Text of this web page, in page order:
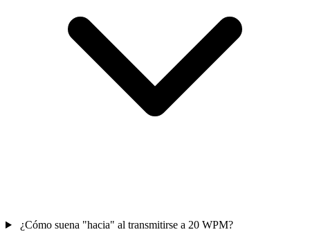
¿Cómo suena "hacia" al transmitirse a 20 WPM?